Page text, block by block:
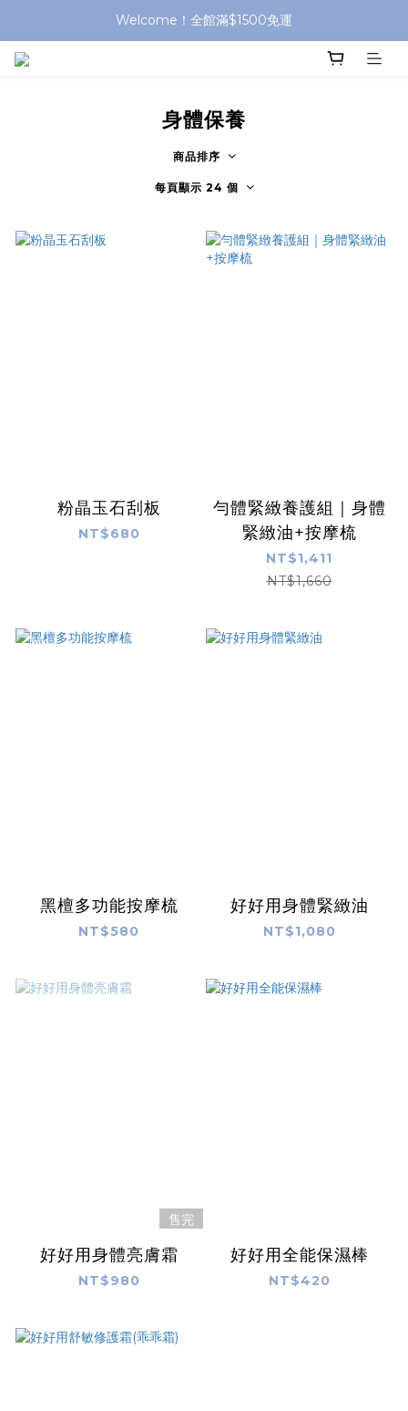
Welcome！全館滿$1500免運
身體保養
商品排序
每頁顯示 24 個
粉晶玉石刮板
NT$680
勻體緊緻養護組｜身體
緊緻油+按摩梳
NT$1,411
NT$1,660
黑檀多功能按摩梳
NT$580
好好用身體緊緻油
NT$1,080
售完
好好用身體亮膚霜
NT$980
好好用全能保濕棒
NT$420